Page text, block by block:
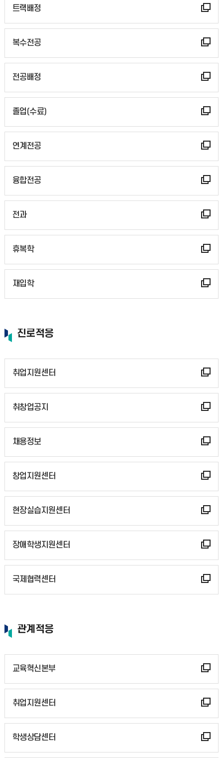
트랙배정
복수전공
전공배정
졸업(수료)
연계전공
융합전공
전과
휴복학
재입학
진로적응
취업지원센터
취창업공지
채용정보
창업지원센터
현장실습지원센터
장애학생지원센터
국제협력센터
관계적응
교육혁신본부
취업지원센터
학생상담센터